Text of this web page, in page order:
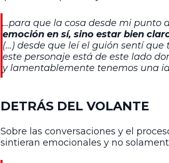
…para que la cosa desde mi punto
emoción en sí, sino estar bien
(…) desde que leí el guión sentí
este personaje está de este lado
y lamentablemente tenemos una
DETRÁS DEL VOLANTE
Sobre las conversaciones y el
sintieran emocionales y no